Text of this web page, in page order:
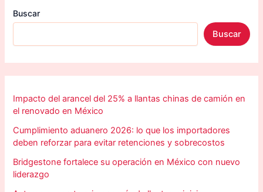
Buscar
Buscar
Impacto del arancel del 25% a llantas chinas de camión en
el renovado en México
Cumplimiento aduanero 2026: lo que los importadores
deben reforzar para evitar retenciones y sobrecostos
Bridgestone fortalece su operación en México con nuevo
liderazgo